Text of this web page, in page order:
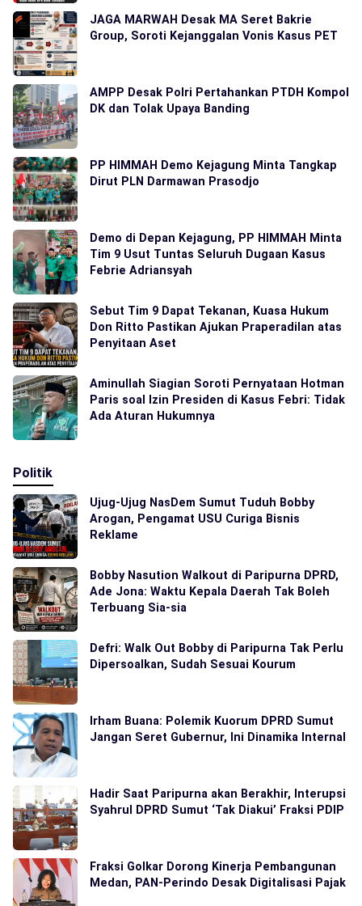
JAGA MARWAH Desak MA Seret Bakrie
Group, Soroti Kejanggalan Vonis Kasus PET
AMPP Desak Polri Pertahankan PTDH Kompol
DK dan Tolak Upaya Banding
PP HIMMAH Demo Kejagung Minta Tangkap
Dirut PLN Darmawan Prasodjo
Demo di Depan Kejagung, PP HIMMAH Minta
Tim 9 Usut Tuntas Seluruh Dugaan Kasus
Febrie Adriansyah
Sebut Tim 9 Dapat Tekanan, Kuasa Hukum
Don Ritto Pastikan Ajukan Praperadilan atas
Penyitaan Aset
Aminullah Siagian Soroti Pernyataan Hotman
Paris soal Izin Presiden di Kasus Febri: Tidak
Ada Aturan Hukumnya
Politik
Ujug-Ujug NasDem Sumut Tuduh Bobby
Arogan, Pengamat USU Curiga Bisnis
Reklame
Bobby Nasution Walkout di Paripurna DPRD,
Ade Jona: Waktu Kepala Daerah Tak Boleh
Terbuang Sia-sia
Defri: Walk Out Bobby di Paripurna Tak Perlu
Dipersoalkan, Sudah Sesuai Kourum
Irham Buana: Polemik Kuorum DPRD Sumut
Jangan Seret Gubernur, Ini Dinamika Internal
Hadir Saat Paripurna akan Berakhir, Interupsi
Syahrul DPRD Sumut ‘Tak Diakui’ Fraksi PDIP
Fraksi Golkar Dorong Kinerja Pembangunan
Medan, PAN-Perindo Desak Digitalisasi Pajak